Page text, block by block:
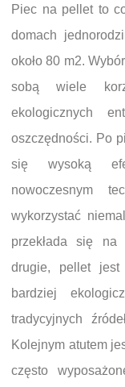
Piec na pellet to
domach
około 80 m2.
sobą wiele
ekologicznych
oszczędności. Po
się wysoką
nowoczesnym
wykorzystać
przekłada się
drugie, pellet
bardziej
tradycyjnych
Kolejnym atutem
często